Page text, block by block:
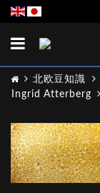
Toggle
北欧豆知識
Ingrid Atterberg